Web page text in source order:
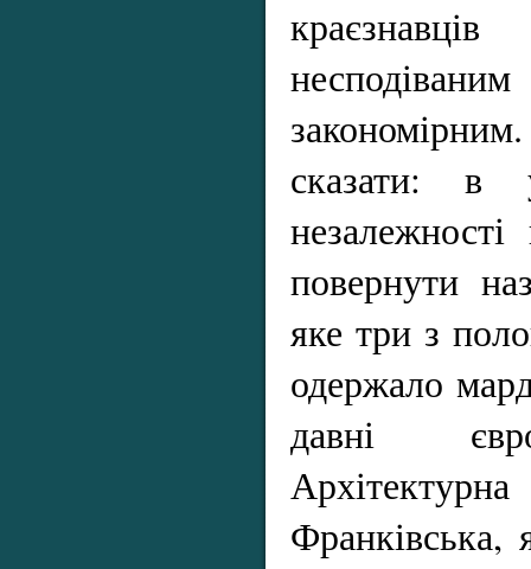
сказати: в
повернути
яке три з
одержало
давні
Франківська,